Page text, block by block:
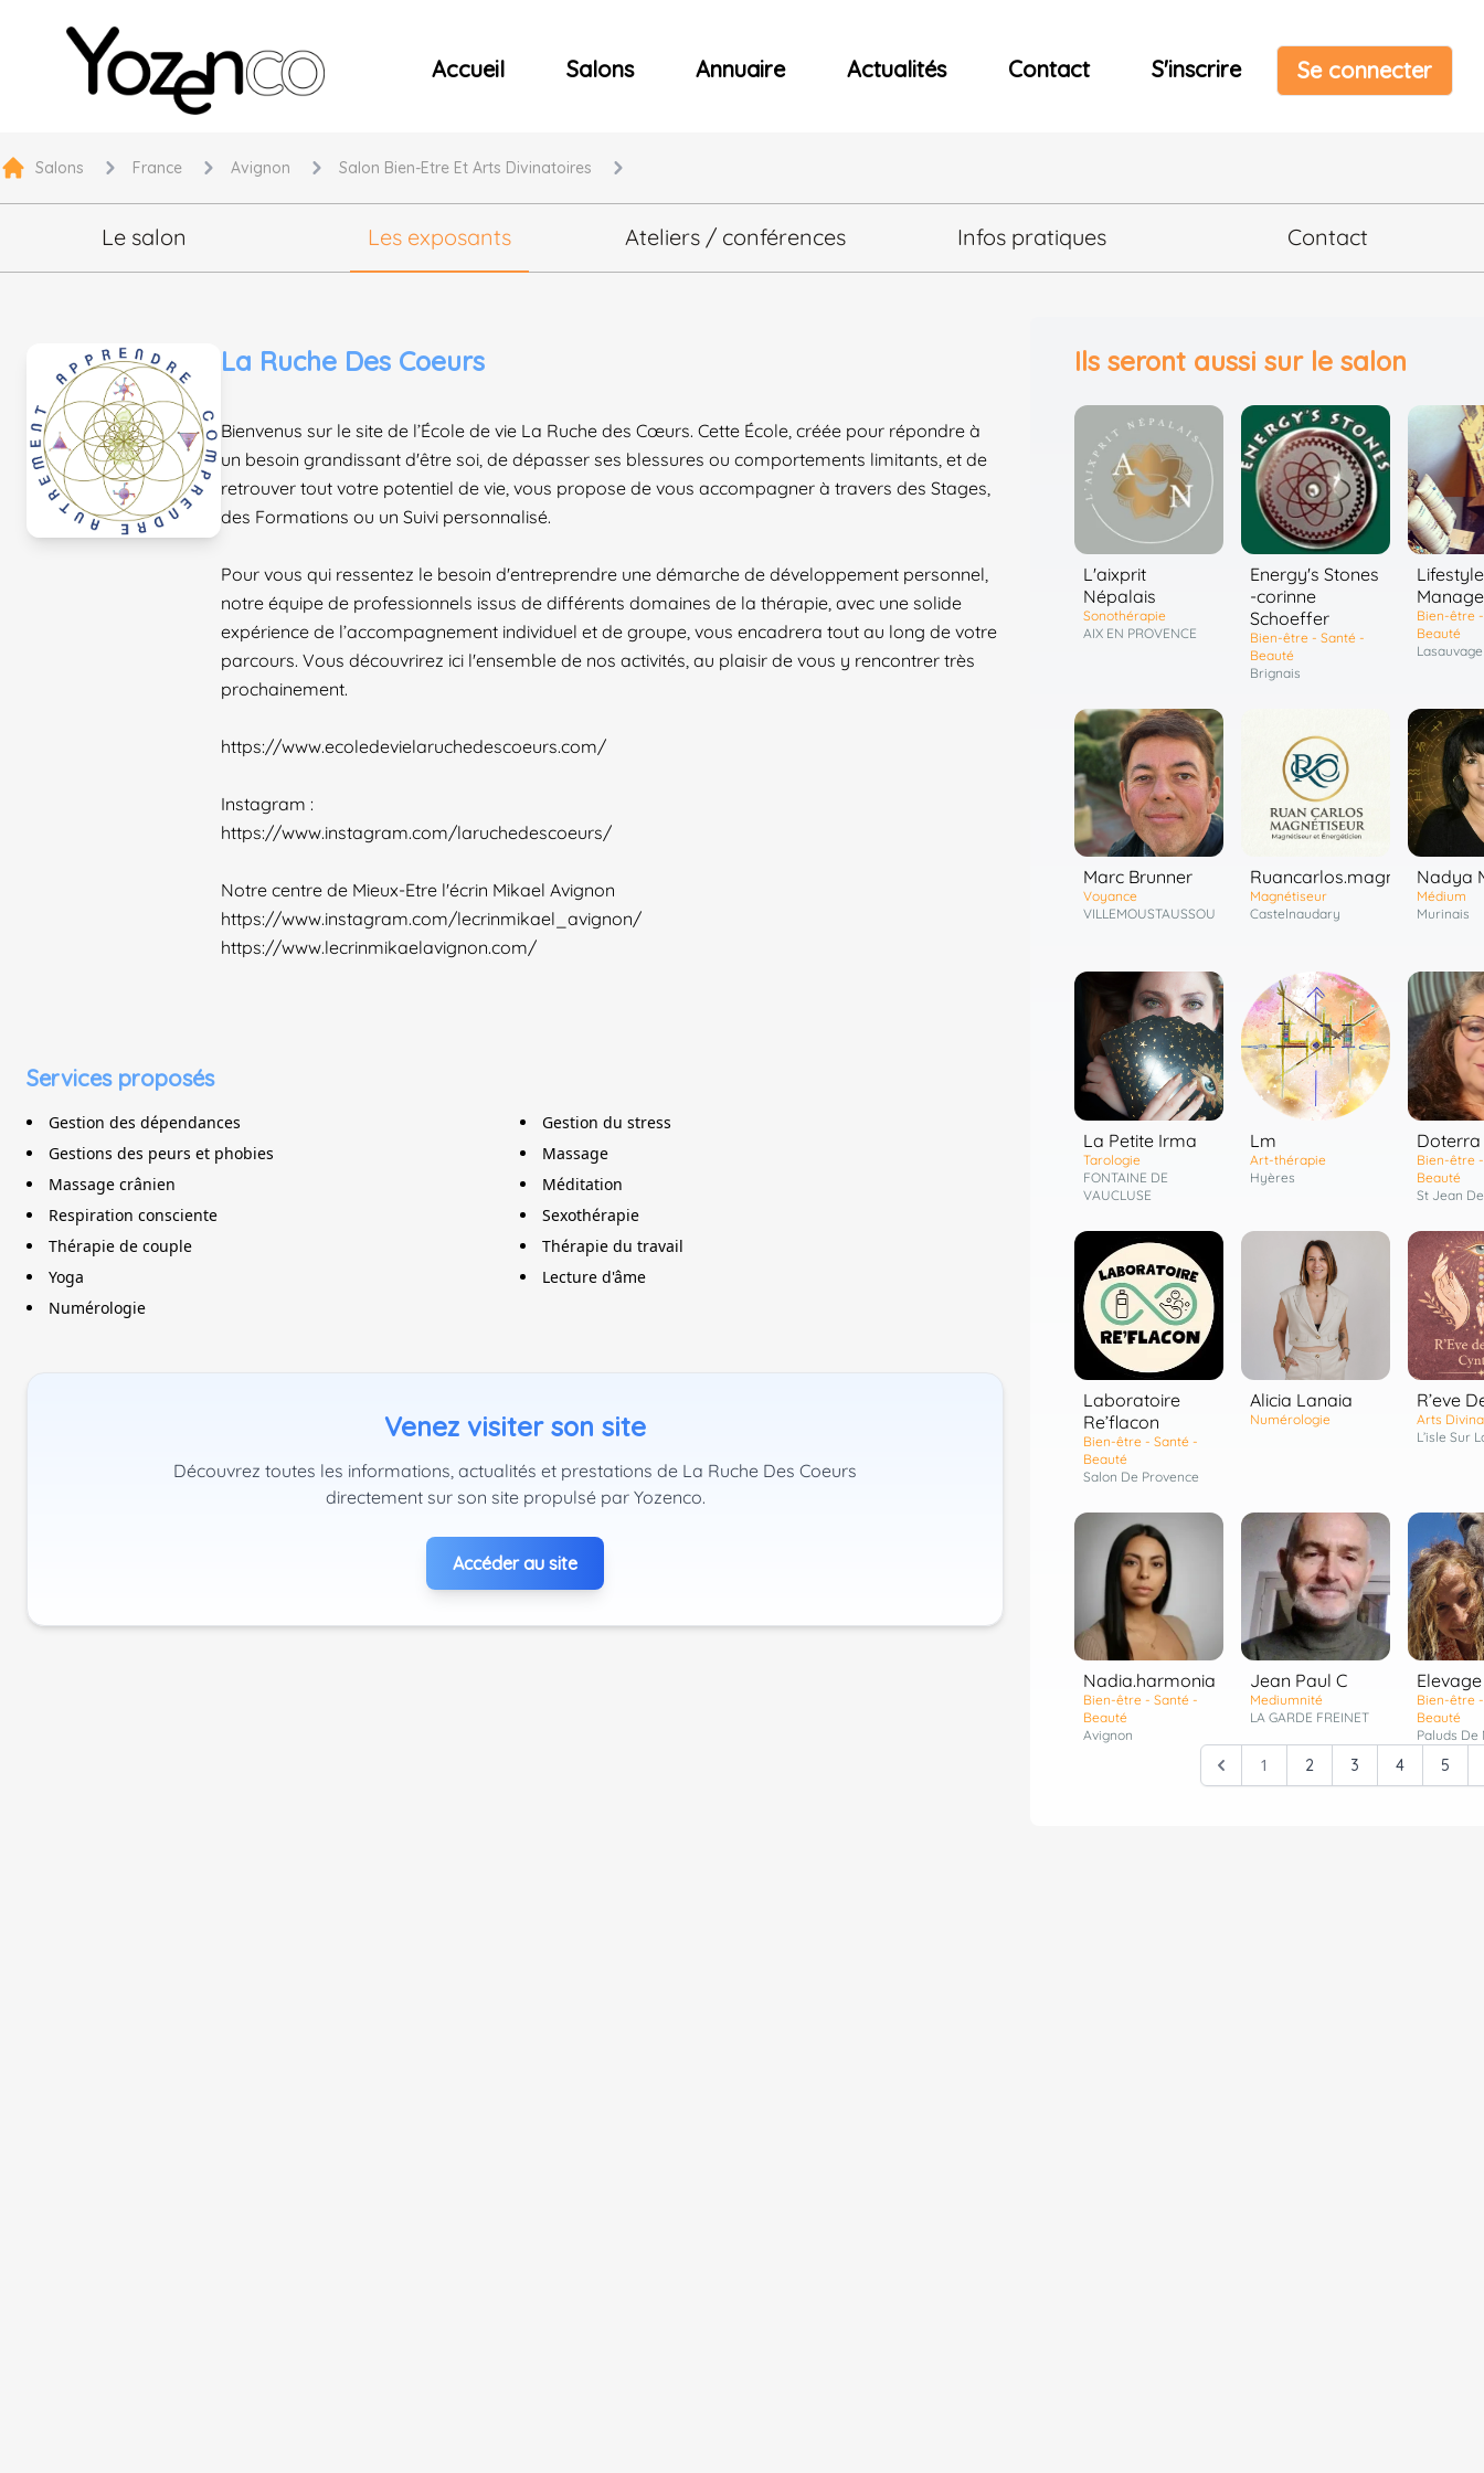
Yozenco - Organisateur de Salons, Evénements et Concerts
Accueil Salons Annuaire Actualités Contact S'inscrire Se connecter
Salons France Avignon Salon Bien-Etre Et Arts Divinatoires
Le salon Les exposants Ateliers / conférences Infos pratiques Contact
La Ruche Des Coeurs
Bienvenus sur le site de l’École de vie La Ruche des Cœurs. Cette École, créée pour répondre à
un besoin grandissant d'être soi, de dépasser ses blessures ou comportements limitants, et de
retrouver tout votre potentiel de vie, vous propose de vous accompagner à travers des Stages,
des Formations ou un Suivi personnalisé.
Pour vous qui ressentez le besoin d'entreprendre une démarche de développement personnel,
notre équipe de professionnels issus de différents domaines de la thérapie, avec une solide
expérience de l’accompagnement individuel et de groupe, vous encadrera tout au long de votre
parcours. Vous découvrirez ici l'ensemble de nos activités, au plaisir de vous y rencontrer très
prochainement.
https://www.ecoledevielaruchedescoeurs.com/
Instagram :
https://www.instagram.com/laruchedescoeurs/
Notre centre de Mieux-Etre l'écrin Mikael Avignon
https://www.instagram.com/lecrinmikael_avignon/
https://www.lecrinmikaelavignon.com/
Services proposés
Gestion des dépendances
Gestion du stress
Gestions des peurs et phobies
Massage
Massage crânien
Méditation
Respiration consciente
Sexothérapie
Thérapie de couple
Thérapie du travail
Yoga
Lecture d'âme
Numérologie
Venez visiter son site
Découvrez toutes les informations, actualités et prestations de La Ruche Des Coeurs
directement sur son site propulsé par Yozenco.
Accéder au site
Ils seront aussi sur le salon
L'aixprit
Népalais
Sonothérapie
AIX EN PROVENCE
Energy's Stones
-corinne
Schoeffer
Bien-être - Santé -
Beauté
Brignais
Lifestyle
Bien-être
Beauté
Lasauvage
Marc Brunner
Voyance
VILLEMOUSTAUSSOU
Ruancarlos.magnetiseur
Magnétiseur
Castelnaudary
Nadya
Médium
Murinais
La Petite Irma
Tarologie
FONTAINE DE
VAUCLUSE
Lm
Art-thérapie
Hyères
Doterra
Bien-être
Beauté
St Jean
Laboratoire
Re’flacon
Bien-être - Santé -
Beauté
Salon De Provence
Alicia Lanaia
Numérologie
R’eve
Arts
L’isle Sur
Nadia.harmonia
Bien-être - Santé -
Beauté
Avignon
Jean Paul C
Mediumnité
LA GARDE FREINET
Bien-être
Beauté
Paluds De
1 2 3 4 5